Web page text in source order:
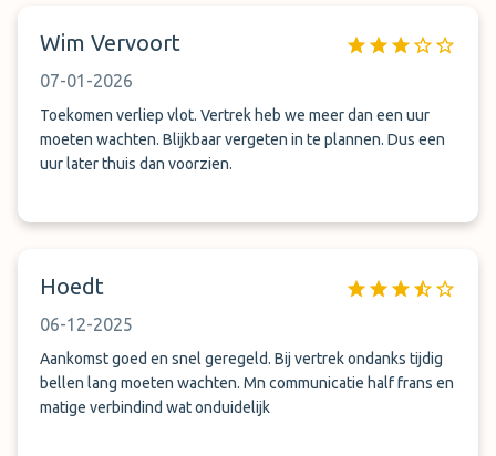
Wim Vervoort
07-01-2026
Toekomen verliep vlot. Vertrek heb we meer dan een uur
moeten wachten. Blijkbaar vergeten in te plannen. Dus een
uur later thuis dan voorzien.
Hoedt
06-12-2025
Aankomst goed en snel geregeld. Bij vertrek ondanks tijdig
bellen lang moeten wachten. Mn communicatie half frans en
matige verbindind wat onduidelijk